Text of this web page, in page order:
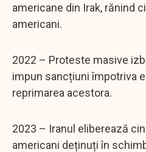
americane din Irak, rănind
americani.
2022 – Proteste masive
impun sancțiuni împotriva
reprimarea acestora.
2023 – Iranul eliberează
americani deținuți în